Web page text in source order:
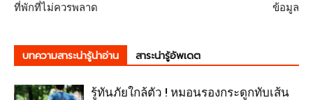
ที่พักที่ไม่ควรพลาด
ข้อมูล
บทความสาระน่ารู้น่าอ่าน สาระน่ารู้อัพเดต
รู้ทันภัยใกล้ตัว ! หมอนรองกระดูกทับเส้น